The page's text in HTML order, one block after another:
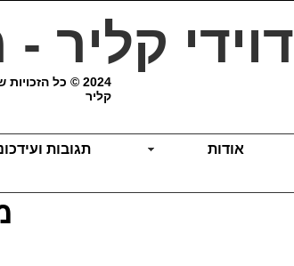
דוידי קליר
אודות
תגובות
2024 © כל
קליר